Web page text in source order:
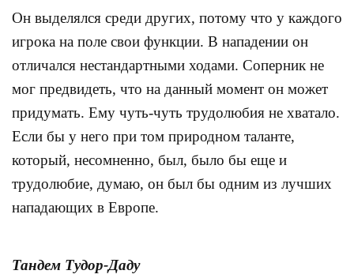
Он выделялся среди других, потому что у каждого
игрока на поле свои функции. В нападении он
отличался нестандартными ходами. Соперник не
мог предвидеть, что на данный момент он может
придумать. Ему чуть-чуть трудолюбия не хватало.
Если бы у него при том природном таланте,
который, несомненно, был, было бы еще и
трудолюбие, думаю, он был бы одним из лучших
нападающих в Европе.
Тандем Тудор-Даду